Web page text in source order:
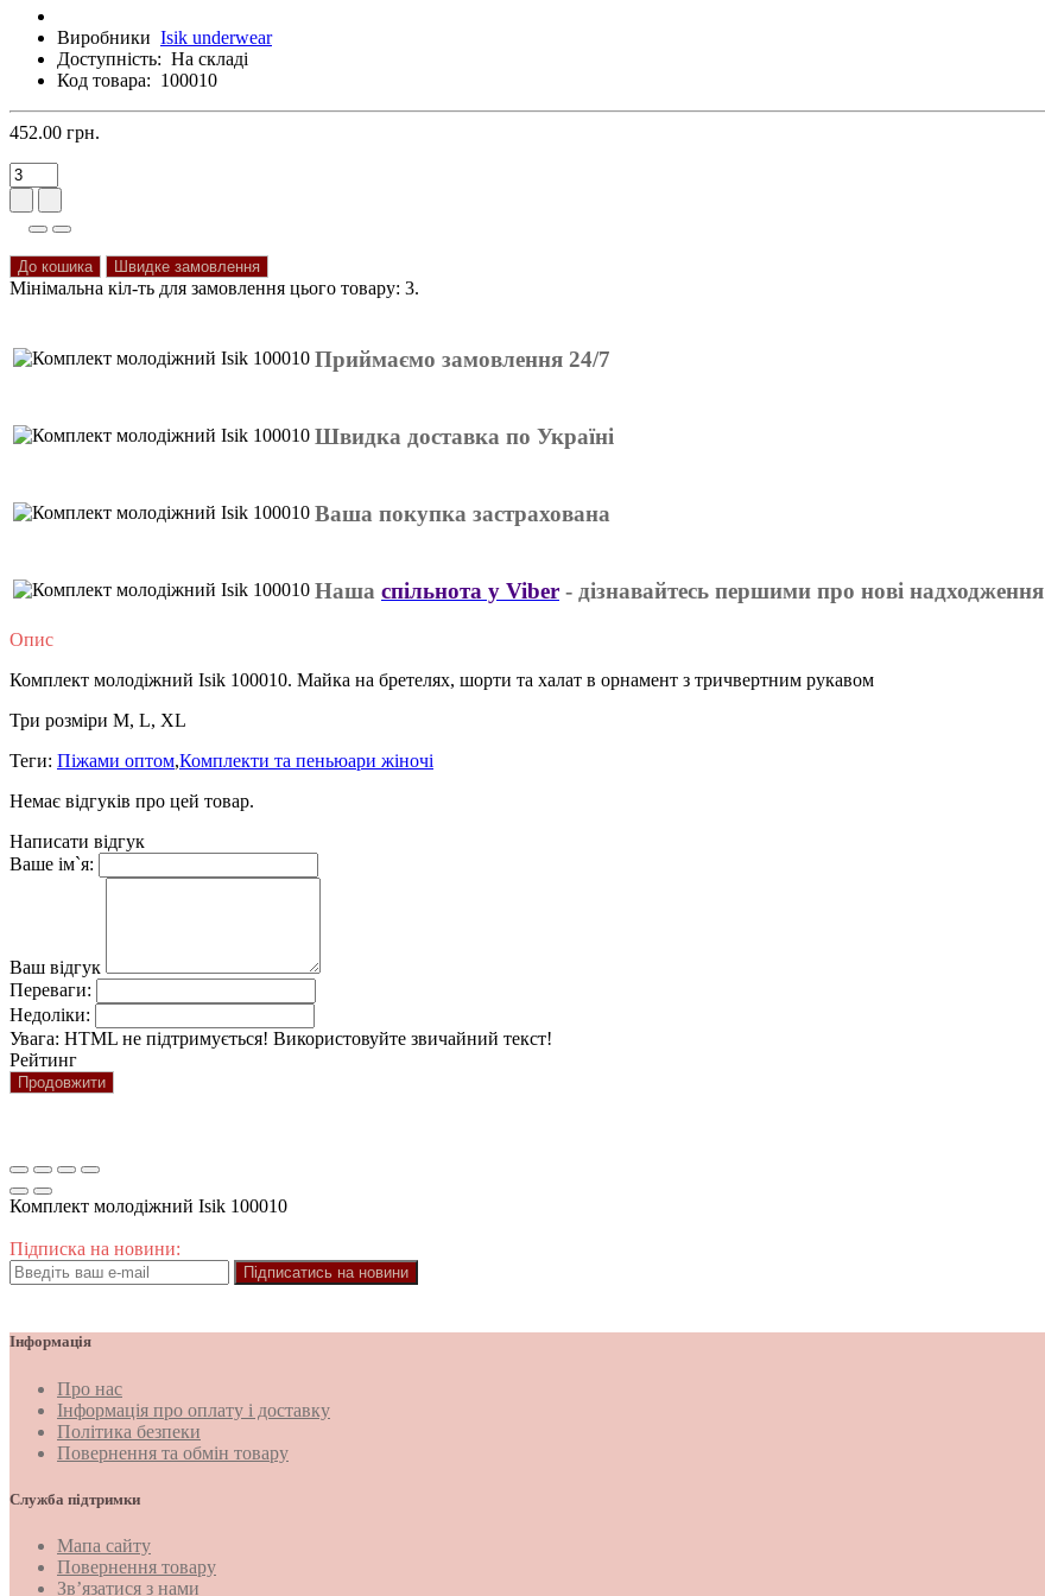
Виробники Isik underwear
Доступність: На складі
Код товара: 100010
452.00 грн.
До кошика Швидке замовлення
Мінімальна кіл-ть для замовлення цього товару: 3.
Приймаємо замовлення 24/7
Швидка доставка по Україні
Ваша покупка застрахована
Наша спільнота у Viber - дізнавайтесь першими про нові надходження
Опис
Комплект молодіжний Isik 100010. Майка на бретелях, шорти та халат в орнамент з тричвертним рукавом
Три розміри M, L, XL
Теги: Піжами оптом,Комплекти та пеньюари жіночі
Немає відгуків про цей товар.
Написати відгук
Ваше ім`я:
Ваш відгук
Переваги:
Недоліки:
Увага: HTML не підтримується! Використовуйте звичайний текст!
Рейтинг
Продовжити
Комплект молодіжний Isik 100010
Підписка на новини:
Підписатись на новини
Інформація
Про нас
Інформація про оплату і доставку
Політика безпеки
Повернення та обмін товару
Служба підтримки
Мапа сайту
Повернення товару
Зв’язатися з нами